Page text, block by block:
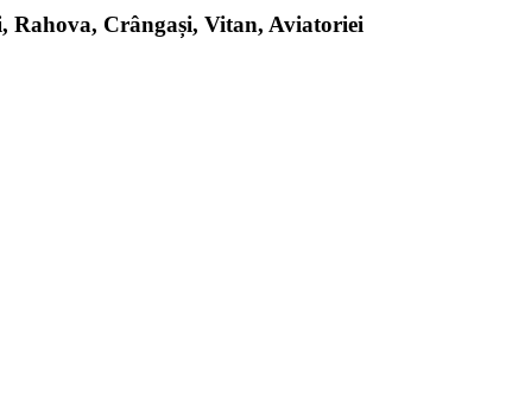
Rahova, Crângași, Vitan, Aviatoriei